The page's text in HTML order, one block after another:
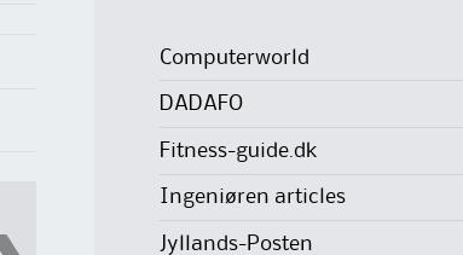
Computerworld
DADAFO
Fitness-guide.dk
Ingeniøren articles
Jyllands-Posten